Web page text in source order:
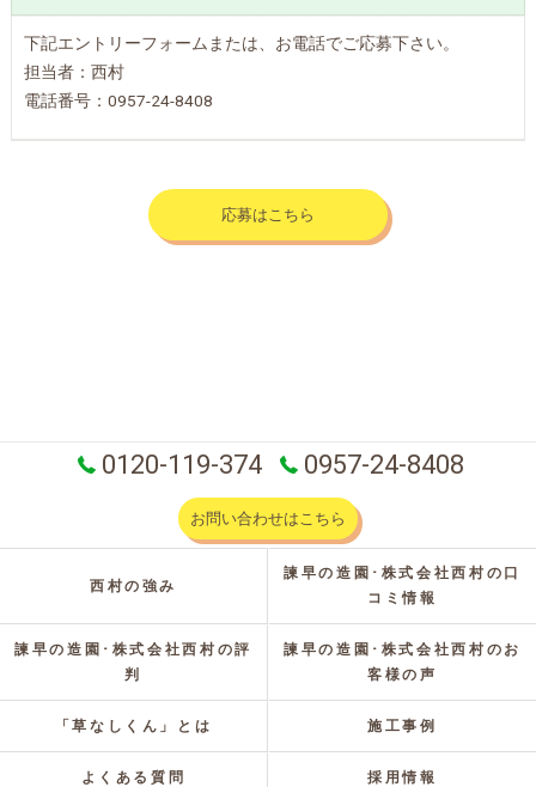
下記エントリーフォームまたは、お電話でご応募下さい。
担当者：西村
電話番号：0957-24-8408
応募はこちら
0120-119-374 0957-24-8408
お問い合わせはこちら
西村の強み
諫早の造園･株式会社西村の口
コミ情報
諫早の造園･株式会社西村の評
判
諫早の造園･株式会社西村のお
客様の声
「草なしくん」とは 施工事例
よくある質問 採用情報